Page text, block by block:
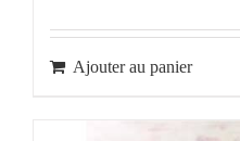
Ajouter au panier